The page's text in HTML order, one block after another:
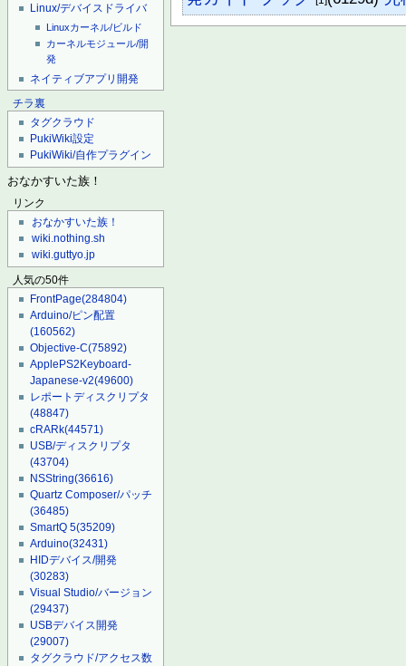
Linux/デバイスドライバ
Linuxカーネル/ビルド
カーネルモジュール/開
発
ネイティブアプリ開発
チラ裏
タグクラウド
PukiWiki設定
PukiWiki/自作プラグイン
おなかすいた族！
リンク
おなかすいた族！
wiki.nothing.sh
wiki.guttyo.jp
人気の50件
FrontPage(284804)
Arduino/ピン配置
(160562)
Objective-C(75892)
ApplePS2Keyboard-
Japanese-v2(49600)
レポートディスクリプタ
(48847)
cRARk(44571)
USB/ディスクリプタ
(43704)
NSString(36616)
Quartz Composer/パッチ
(36485)
SmartQ 5(35209)
Arduino(32431)
HIDデバイス/開発
(30283)
Visual Studio/バージョン
(29437)
USBデバイス開発
(29007)
タグクラウド/アクセス数